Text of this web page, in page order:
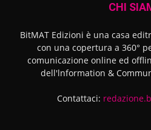
CHI
BitMAT Edizioni è una casa
con una copertura a 360°
comunicazione online ed
dell'lnformation &
Contattaci: